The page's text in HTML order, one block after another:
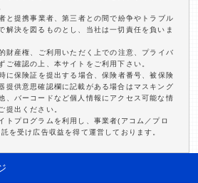
と提携事業者、第三者との間で紛争やトラブル
解決を図るものとし、当社は一切責任を負いま
財産権、ご利用いただく上での注意、プライバ
ご確認の上、本サイトをご利用下さい。
に保険証を提出する場合、保険者番号、被保険
提供意思確認欄に記載がある場合はマスキング
、バーコードなど個人情報にアクセス可能な情
提出ください。
トプログラムを利用し、事業者(アコム／プロ
を受け広告収益を得て運営しております。